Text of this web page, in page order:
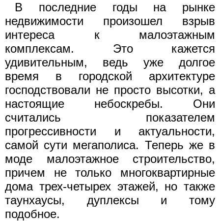
В последние годы на рынке
недвижимости произошел взрыв
интереса к малоэтажным
комплексам. Это кажется
удивительным, ведь уже долгое
время в городской архитектуре
господствовали не просто высотки, а
настоящие небоскребы. Они
считались показателем
прогрессивности и актуальности,
самой сути мегаполиса. Теперь же в
моде малоэтажное строительство,
причем не только многоквартирные
дома трех-четырех этажей, но также
таунхаусы, дуплексы и тому
подобное.